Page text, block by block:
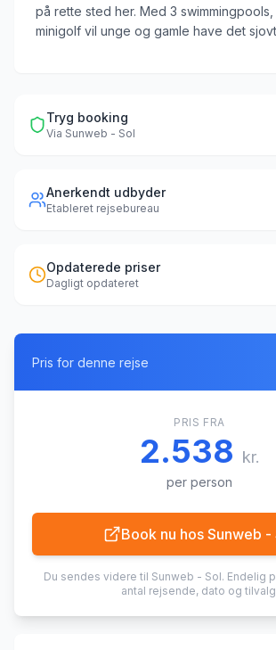
på rette sted her. Med 3
minigolf vil unge og gamle have det
Tryg booking
Via Sunweb - Sol
Anerkendt udbyder
Etableret rejsebureau
Opdaterede priser
Dagligt opdateret
Pris for denne rejse
PRIS FRA
2.538 kr.
per person
Book nu hos Sunweb -
Du sendes videre til Sunweb - Sol. Endelig
antal rejsende, dato og